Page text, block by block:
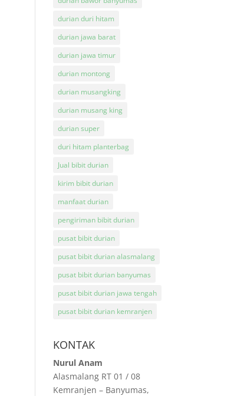
durian duri hitam
durian jawa barat
durian jawa timur
durian montong
durian musangking
durian musang king
durian super
duri hitam planterbag
Jual bibit durian
kirim bibit durian
manfaat durian
pengiriman bibit durian
pusat bibit durian
pusat bibit durian alasmalang
pusat bibit durian banyumas
pusat bibit durian jawa tengah
pusat bibit durian kemranjen
KONTAK
Nurul Anam
Alasmalang RT 01 / 08
Kemranjen – Banyumas,